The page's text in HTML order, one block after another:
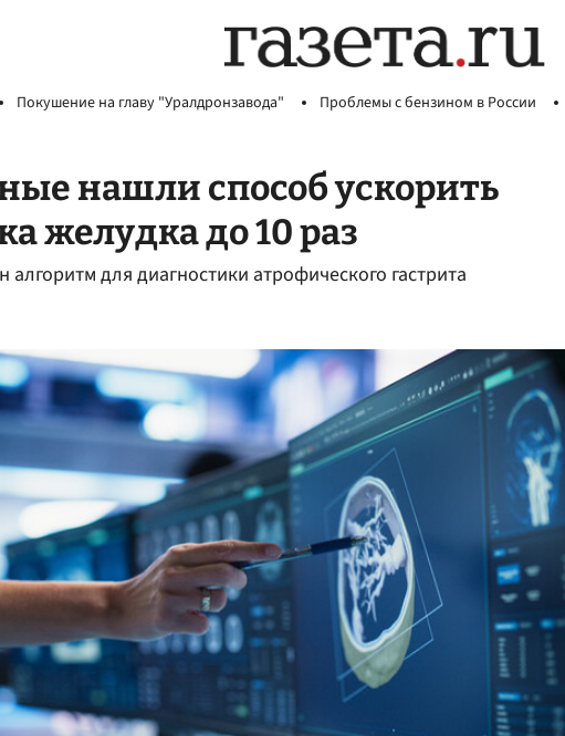
Покушение на главу "Уралдронзавода" Проблемы с бензином в России
нашли способ ускорить
желудка до 10 раз
для диагностики атрофического гастрита